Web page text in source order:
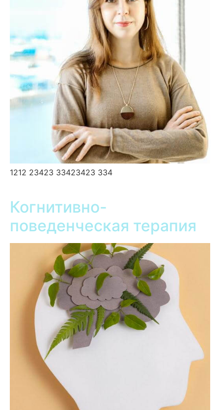
1212 23423 33423423 334
Когнитивно-
поведенческая терапия